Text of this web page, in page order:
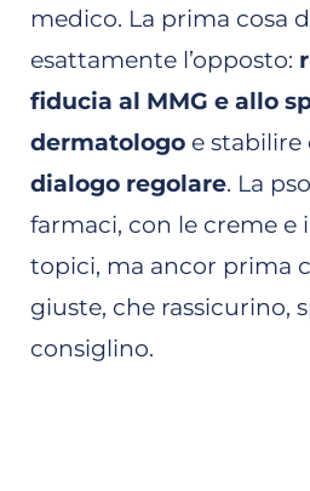
medico. La prima cosa
esattamente l’opposto:
fiducia al MMG e allo
dermatologo e stabilire
dialogo regolare. La
farmaci, con le creme
topici, ma ancor prima
giuste, che rassicurino,
consiglino.